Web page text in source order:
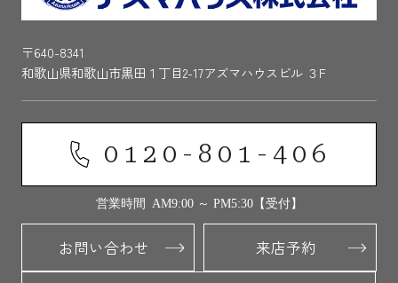
〒640-8341
和歌山県和歌山市黒田１丁目2-17アズマハウスビル ３F
0120-801-406
営業時間 AM9:00 ～ PM5:30【受付】
お問い合わせ 来店予約